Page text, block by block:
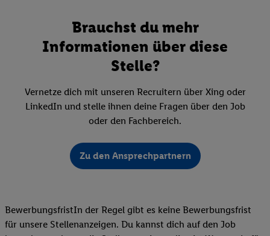
Brauchst du mehr
Informationen über diese
Stelle?
Vernetze dich mit unseren Recruitern über Xing oder
LinkedIn und stelle ihnen deine Fragen über den Job
oder den Fachbereich.
Zu den Ansprechpartnern
BewerbungsfristIn der Regel gibt es keine Bewerbungsfrist
für unsere Stellenanzeigen. Du kannst dich auf den Job